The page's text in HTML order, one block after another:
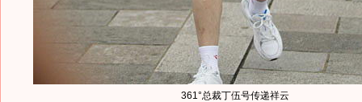
361°总裁丁伍号传递祥云